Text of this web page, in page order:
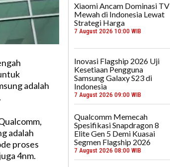
adalah
adalah
proses
4nm.
Xiaomi Ancam Dominasi TV
Mewah di Indonesia Lewat
Strategi Harga
7 August 2026 10:00 WIB
Inovasi Flagship 2026 Uji
Kesetiaan Pengguna
Samsung Galaxy S23 di
Indonesia
7 August 2026 09:00 WIB
Qualcomm Memecah
Spesifikasi Snapdragon 8
Elite Gen 5 Demi Kuasai
Segmen Flagship 2026
7 August 2026 08:00 WIB